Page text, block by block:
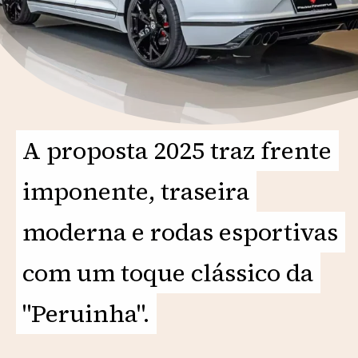
A proposta 2025 traz frente
imponente, traseira
moderna e rodas esportivas
com um toque clássico da
"Peruinha".
A proposta 2025 traz frente
imponente, traseira
moderna e rodas esportivas
com um toque clássico da
"Peruinha".